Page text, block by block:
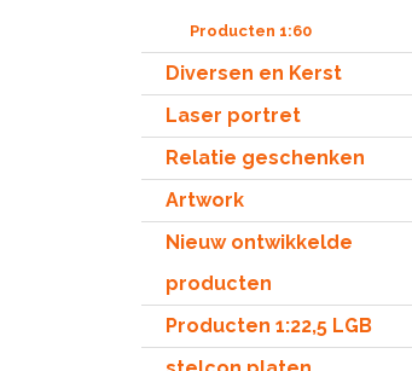
Producten 1:60
Diversen en Kerst
Laser portret
Relatie geschenken
Artwork
Nieuw ontwikkelde
producten
Producten 1:22,5 LGB